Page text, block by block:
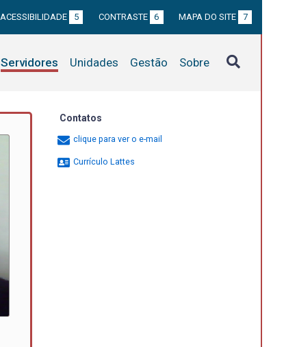
ACESSIBILIDADE 5 CONTRASTE 6 MAPA DO SITE 7
Servidores Unidades Gestão Sobre
Contatos
clique para ver o e-mail
Currículo Lattes